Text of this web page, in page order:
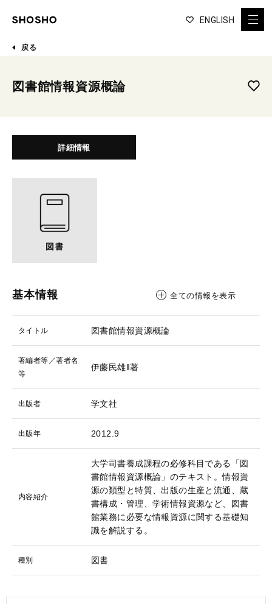
ENGLISH
戻る
図書館情報資源概論
詳細情報
基本情報 全ての情報を表示
タイトル 図書館情報資源概論
著編者等／著者名
等
伊藤民雄‖著
出版者 学文社
出版年 2012.9
内容紹介
大学司書養成課程の必修科目である「図
書館情報資源概論」のテキスト。情報資
源の類型と特質、出版の生産と流通、蔵
書構成・管理、学術情報資源など、図書
館業務に必要な情報資源に関する基礎知
識を解説する。
種別 図書